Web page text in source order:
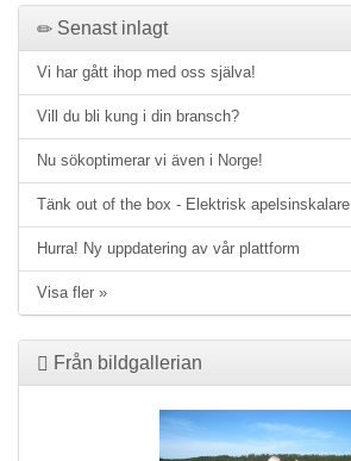
Senast inlagt
Vi har gått ihop med oss själva!
Vill du bli kung i din bransch?
Nu sökoptimerar vi även i Norge!
Tänk out of the box - Elektrisk apelsinskalare
Hurra! Ny uppdatering av vår plattform
Visa fler »
Från bildgallerian